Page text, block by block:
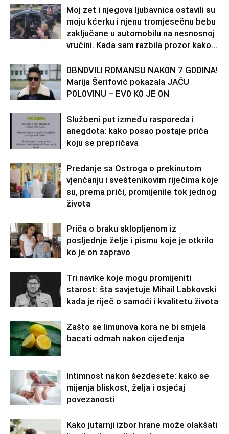
Moj zet i njegova ljubavnica ostavili su
moju kćerku i njenu tromjesečnu bebu
zaključane u automobilu na nesnosnoj
vrućini. Kada sam razbila prozor kako...
0BN0VlLl R0MANSU NAK0N 7 G0DlNA!
Marija Šerifović pokazala JAČU
P0L0VINU – EV0 K0 JE 0N
Službeni put između rasporeda i
anegdota: kako posao postaje priča
koju se prepričava
Predanje sa Ostroga o prekinutom
vjenčanju i sveštenikovim riječima koje
su, prema priči, promijenile tok jednog
života
Priča o braku sklopljenom iz
posljednje želje i pismu koje je otkrilo
ko je on zapravo
Tri navike koje mogu promijeniti
starost: šta savjetuje Mihail Labkovski
kada je riječ o samoći i kvalitetu života
Zašto se limunova kora ne bi smjela
bacati odmah nakon cijeđenja
Intimnost nakon šezdesete: kako se
mijenja bliskost, želja i osjećaj
povezanosti
Kako jutarnji izbor hrane može olakšati